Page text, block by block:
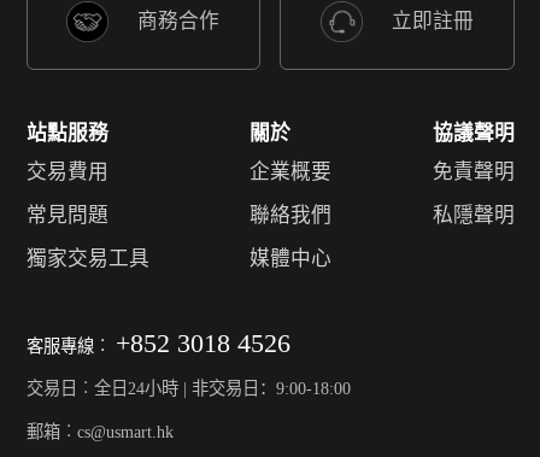
商務合作 立即註冊
站點服務
交易費用
常見問題
獨家交易工具
關於
企業概要
聯絡我們
媒體中心
協議聲明
免責聲明
私隱聲明
客服專線︰ +852 3018 4526
交易日︰全日24小時 | 非交易日：9:00-18:00
郵箱︰cs@usmart.hk